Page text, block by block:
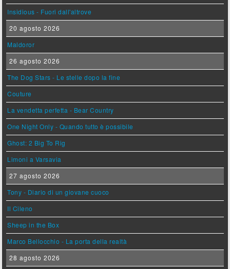
Insidious - Fuori dall'altrove
20 agosto 2026
Maldoror
26 agosto 2026
The Dog Stars - Le stelle dopo la fine
Couture
La vendetta perfetta - Bear Country
One Night Only - Quando tutto è possibile
Ghost: 2 Big To Rig
Limoni a Varsavia
27 agosto 2026
Tony - Diario di un giovane cuoco
Il Cileno
Sheep in the Box
Marco Bellocchio - La porta della realtà
28 agosto 2026